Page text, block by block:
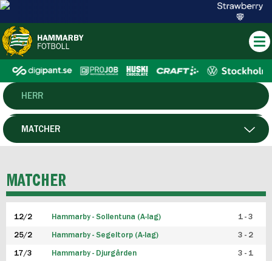
HERR
DAM
P19
F19
FUTSAL HERR
MATCHER
MATCHER
12/2 Hammarby - Sollentuna (A-lag) 1 - 3
25/2 Hammarby - Segeltorp (A-lag) 3 - 2
17/3 Hammarby - Djurgården 3 - 1